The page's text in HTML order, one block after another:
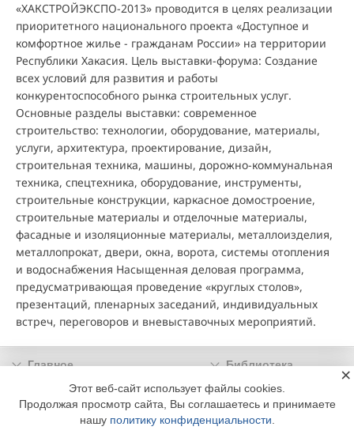
«ХАКСТРОЙЭКСПО-2013» проводится в целях реализации
приоритетного национального проекта «Доступное и
комфортное жилье - гражданам России» на территории
Республики Хакасия. Цель выставки-форума: Создание
всех условий для развития и работы
конкурентоспособного рынка строительных услуг.
Основные разделы выставки: современное
строительство: технологии, оборудование, материалы,
услуги, архитектура, проектирование, дизайн,
строительная техника, машины, дорожно-коммунальная
техника, спецтехника, оборудование, инструменты,
строительные конструкции, каркасное домостроение,
строительные материалы и отделочные материалы,
фасадные и изоляционные материалы, металлоизделия,
металлопрокат, двери, окна, ворота, системы отопления
и водоснабжения Насыщенная деловая программа,
предусматривающая проведение «круглых столов»,
презентаций, пленарных заседаний, индивидуальных
встреч, переговоров и вневыставочных мероприятий.
Главное
Библиотека
Подписка
Реклама
Информация
Этот веб-сайт использует файлы cookies.
Продолжая просмотр сайта, Вы соглашаетесь и принимаете
нашу политику конфиденциальности
×